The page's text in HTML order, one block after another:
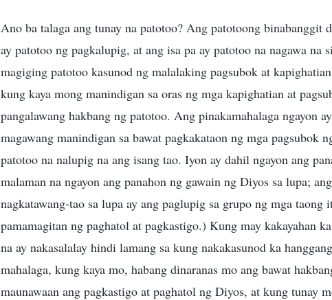
Ano ba talaga ang tunay na patotoo? Ang patotoong binabanggit
ay patotoo ng pagkalupig, at ang isa pa ay patotoo na nagawa na
magiging patotoo kasunod ng malalaking pagsubok at
kung kaya mong manindigan sa oras ng mga kapighatian at
pangalawang hakbang ng patotoo. Ang pinakamahalaga ngayon
magawang manindigan sa bawat pagkakataon ng mga pagsubok
patotoo na nalupig na ang isang tao. Iyon ay dahil ngayon ang
malaman na ngayon ang panahon ng gawain ng Diyos sa lupa;
nagkatawang-tao sa lupa ay ang paglupig sa grupo ng mga taong
pamamagitan ng paghatol at pagkastigo.) Kung may kakayahan
na ay nakasalalay hindi lamang sa kung nakakasunod ka
mahalaga, kung kaya mo, habang dinaranas mo ang bawat
maunawaan ang pagkastigo at paghatol ng Diyos, at kung tunay